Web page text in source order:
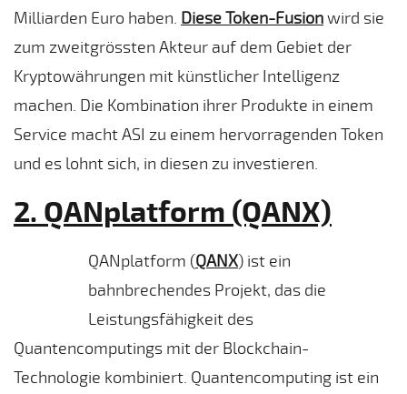
Milliarden Euro haben. Diese Token-Fusionwird sie
zum zweitgrössten Akteur auf dem Gebiet der
Kryptowährungen mit künstlicher Intelligenz
machen. Die Kombination ihrer Produkte in einem
Service macht ASI zu einem hervorragenden Token
und es lohnt sich, in diesen zu investieren.
2. QANplatform (QANX)
QANplatform (QANX) ist ein
bahnbrechendes Projekt, das die
Leistungsfähigkeit des
Quantencomputings mit der Blockchain-
Technologie kombiniert. Quantencomputing ist ein